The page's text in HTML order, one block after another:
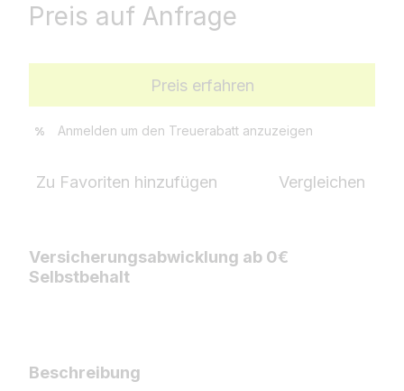
Preis auf Anfrage
Preis erfahren
% Anmelden um den Treuerabatt anzuzeigen
Zu Favoriten hinzufügen Vergleichen
Versicherungsabwicklung ab 0€
Selbstbehalt
Beschreibung